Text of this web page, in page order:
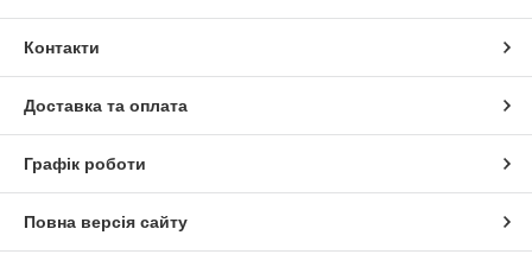
Контакти
Доставка та оплата
Графік роботи
Повна версія сайту